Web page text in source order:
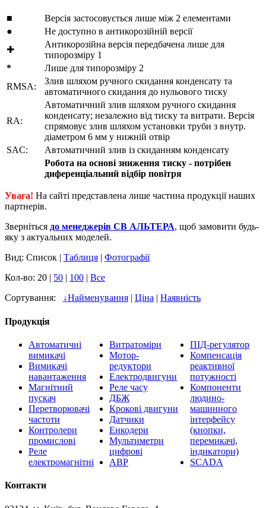
■
Версія застосовується лише між 2 елементами
●
Не доступно в антикорозійній версії
✚
Антикорозійна версія передбачена лише для
типорозміру 1
*
Лише для типорозміру 2
RMSA:
Злив шляхом ручного скидання конденсату та
автоматичного скидання до нульового тиску
RA:
Автоматичний злив шляхом ручного скидання
конденсату; незалежно від тиску та витрати. Версія
спрямовує злив шляхом установки труби з внутр.
діаметром 6 мм у нижній отвір
SAC:
Автоматичний злив із скиданням конденсату
Робота на основі зниження тиску - потрібен
диференціальний відбір повітря
Увага! На сайті представлена лише частина продукції наших
партнерів.
Зверніться до менеджерів СВ АЛЬТЕРА, щоб замовити будь-
яку з актуальних моделей.
Вид: Список | Таблиця | Фотографії
Кол-во: 20 | 50 | 100 | Все
Сортування:
↓Найменування | Ціна | Наявність
Продукція
Автоматичні
вимикачі
Вимикачі
навантаження
Магнітний
пускач
Перетворювачі
частоти
Контролери
промислові
Реле
електромагнітні
Витратоміри
Мотор-
редуктори
Електродвигуни
Реле часу
ДБЖ
Крокові двигуни
Датчики
Енкодери
Мультиметри
цифрові
АВР
ПІД-регулятор
Компенсація
реактивної
потужності
Компоненти
людино-
машинного
інтерфейсу
(кнопки,
перемикачі,
індикатори)
SCADA
Контакти